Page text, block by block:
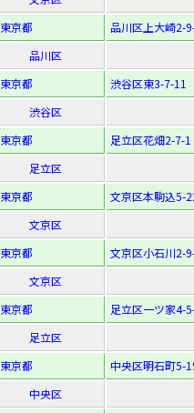
東京都
品川区上大崎2-
品川区
東京都
渋谷区東3-7-11
渋谷区
東京都
足立区花畑2-7-1
足立区
東京都
文京区本駒込5-
文京区
東京都
文京区小石川2-
文京区
東京都
足立区一ツ家4-
足立区
東京都
中央区明石町5-
中央区